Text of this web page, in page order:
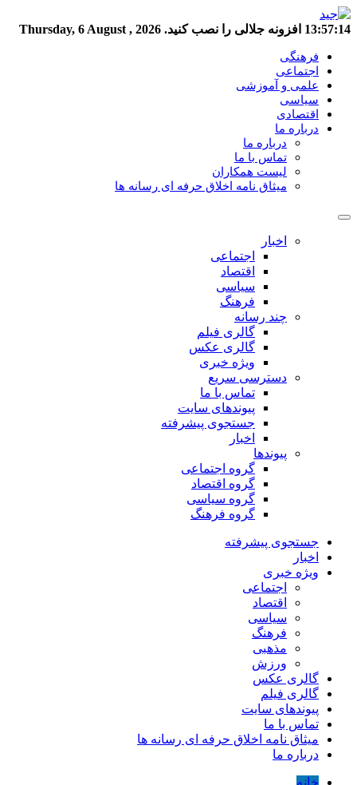
13:57:14 افزونه جلالی را نصب کنید. Thursday, 6 August , 2026
فرهنگی
اجتماعی
علمی و آموزشی
سیاسی
اقتصادی
درباره ما
درباره ما
تماس با ما
لیست همکاران
میثاق نامه اخلاق حرفه ای رسانه ها
اخبار
اجتماعی
اقتصاد
سیاسی
فرهنگ
چند رسانه
گالری فیلم
گالری عکس
ویژه خبری
دسترسی سریع
تماس با ما
پیوندهای سایت
جستجوی پیشرفته
اخبار
پیوندها
گروه اجتماعی
گروه اقتصاد
گروه سیاسی
گروه فرهنگ
جستجوی پیشرفته
اخبار
ویژه خبری
اجتماعی
اقتصاد
سیاسی
فرهنگ
مذهبی
ورزش
گالری عکس
گالری فیلم
پیوندهای سایت
تماس با ما
میثاق نامه اخلاق حرفه ای رسانه ها
درباره ما
خانه